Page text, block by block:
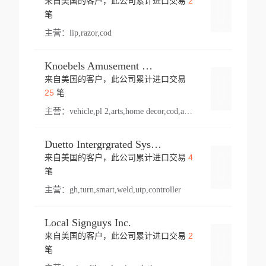
笔
主营： lip,razor,cod
Knoebels Amusement Resort
来自美国的客户，此公司累计进口交易
25笔
主营： vehicle,pl 2,arts,home decor,cod,amusement ride,sea
Duetto Intergrgrated Systems Inc.
来自美国的客户，此公司累计进口交易 4
笔
主营： gh,turn,smart,weld,utp,controller
Local Signguys Inc.
来自美国的客户，此公司累计进口交易 2
笔